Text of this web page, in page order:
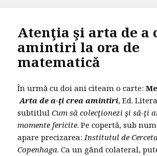
Atenţia şi arta de a
amintiri la ora de
matematică
În urmă cu doi ani citeam o carte:
Arta de a-ţi crea amintiri, Ed.
subtitlulCum să colecţionezi şi să-ţi
momente fericite. Pe copertă, sub
apare precizarea:Institutul de
Copenhaga. Ca un gând colateral,